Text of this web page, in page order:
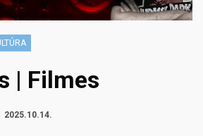
| Filmes
2025.10.14.